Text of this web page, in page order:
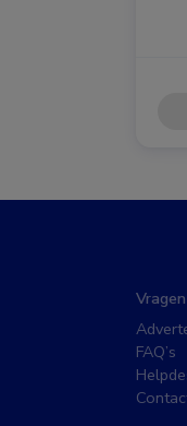
Vragen
FAQ’s